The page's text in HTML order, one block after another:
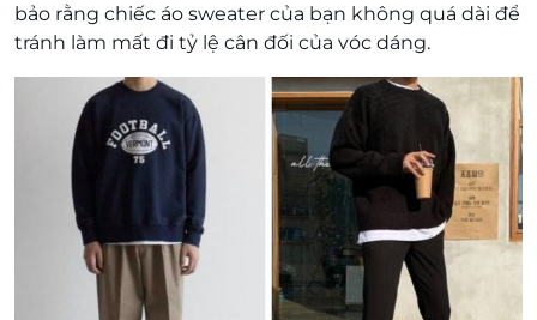
bảo rằng chiếc áo sweater của bạn không quá dài để
tránh làm mất đi tỷ lệ cân đối của vóc dáng.